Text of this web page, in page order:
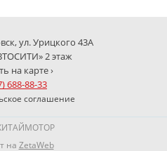
ул. Урицкого 43А
2 этаж
на карте ›
688-88-33
соглашение
на ZetaWeb